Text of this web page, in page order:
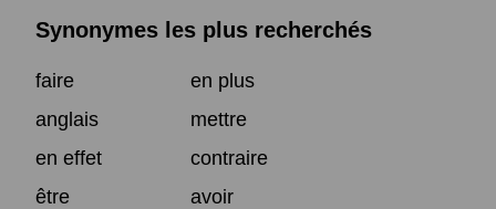
Synonymes les plus recherchés
faire
en plus
anglais
mettre
en effet
contraire
être
avoir